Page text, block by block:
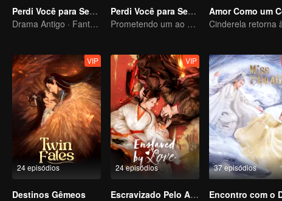
Perdi Você para Sempre S2
Drama Antigo · Fantasia
Perdi Você para Sempre S1
Prometendo um ao outro em nome da Montanha e do Oceano e se apaixonando em Dahuang
24 episódios
VIP
Destinos Gêmeos
24 episódios
VIP
Escravizado Pelo Amor
37 episódios